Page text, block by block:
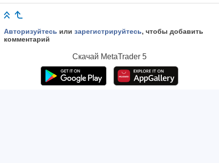
Авторизуйтесь или зарегистрируйтесь, чтобы добавить
комментарий
Скачай MetaTrader 5